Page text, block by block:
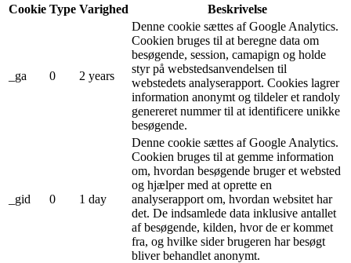
Cookie Type Varighed Beskrivelse
_ga 0 2 years
Denne cookie sættes af Google Analytics.
Cookien bruges til at beregne data om
besøgende, session, camapign og holde
styr på webstedsanvendelsen til
webstedets analyserapport. Cookies lagrer
information anonymt og tildeler et randoly
genereret nummer til at identificere unikke
besøgende.
_gid 0 1 day
Denne cookie sættes af Google Analytics.
Cookien bruges til at gemme information
om, hvordan besøgende bruger et websted
og hjælper med at oprette en
analyserapport om, hvordan websitet har
det. De indsamlede data inklusive antallet
af besøgende, kilden, hvor de er kommet
fra, og hvilke sider brugeren har besøgt
bliver behandlet anonymt.